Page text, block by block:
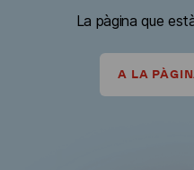
La pàgina que
A LA